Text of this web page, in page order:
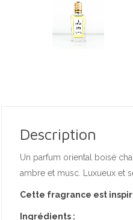
Description
Un parfum oriental boisé
ambre et musc. Luxueux et
Cette fragrance est
Ingrédients :